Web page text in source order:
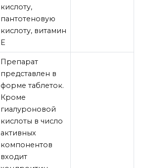
кислоту,
пантотеновую
кислоту, витамин
Е
Препарат
представлен в
форме таблеток.
Кроме
гиалуроновой
кислоты в число
активных
компонентов
входит